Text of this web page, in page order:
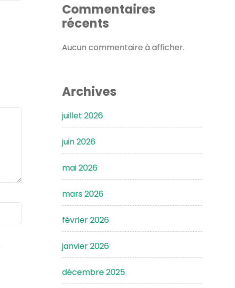
Commentaires
récents
Aucun commentaire à afficher.
Archives
juillet 2026
juin 2026
mai 2026
mars 2026
février 2026
janvier 2026
décembre 2025